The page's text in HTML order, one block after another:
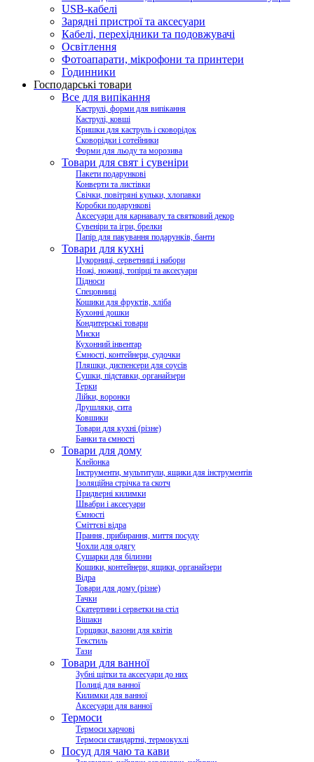
USB-кабелі
Зарядні пристрої та аксесуари
Кабелі, перехідники та подовжувачі
Освітлення
Фотоапарати, мікрофони та принтери
Годинники
Господарські товари
Все для випікання
Каструлі, форми для випікання
Каструлі, ковші
Кришки для каструль і сковорідок
Сковорідки і сотейники
Форми для льоду та морозива
Товари для свят і сувеніри
Пакети подарункові
Конверти та листівки
Свічки, повітряні кульки, хлопавки
Коробки подарункові
Аксесуари для карнавалу та святковий декор
Сувеніри та ігри, брелки
Папір для пакування подарунків, банти
Товари для кухні
Цукорниці, серветниці і набори
Ножі, ножиці, топірці та аксесуари
Підноси
Спецовниці
Кошики для фруктів, хліба
Кухонні дошки
Кондитерські товари
Миски
Кухонний інвентар
Ємності, контейнери, судочки
Пляшки, диспенсери для соусів
Сушки, підставки, органайзери
Терки
Лійки, воронки
Друшляки, сита
Ковшики
Товари для кухні (різне)
Банки та ємності
Товари для дому
Клейонка
Інструменти, мультитули, ящики для інструментів
Ізоляційна стрічка та скотч
Придверні килимки
Швабри і аксесуари
Ємності
Сміттєві відра
Прання, прибирання, миття посуду
Чохли для одягу
Сушарки для білизни
Кошики, контейнери, ящики, органайзери
Відра
Товари для дому (різне)
Тачки
Скатертини і серветки на стіл
Вішаки
Горщики, вазони для квітів
Текстиль
Тази
Товари для ванної
Зубні щітки та аксесуари до них
Полиці для ванної
Килимки для ванної
Аксесуари для ванної
Термоси
Термоси харчові
Термоси стандартні, термокухлі
Посуд для чаю та кави